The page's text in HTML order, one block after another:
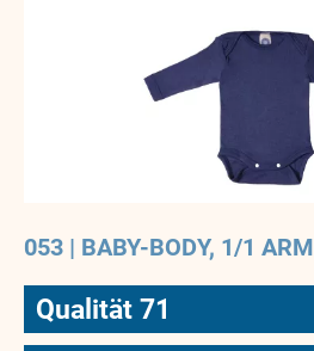
053 | BABY-BODY, 1/1 ARM
Qualität 71